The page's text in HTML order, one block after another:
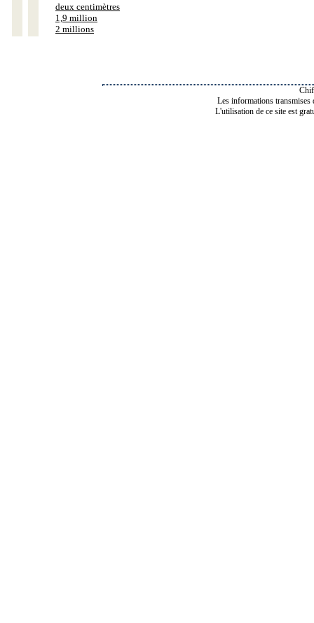
deux centimètres
1,9 million
2 millions
Les informations transmises
L'utilisation de ce site est